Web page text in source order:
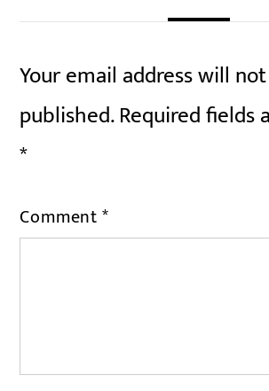
Your email address will
published.Required fields
*
Comment*